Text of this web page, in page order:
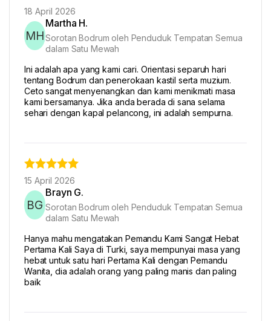
18 April 2026
MH
Martha H.
Sorotan Bodrum oleh Penduduk Tempatan Semua
dalam Satu Mewah
Ini adalah apa yang kami cari. Orientasi separuh hari
tentang Bodrum dan penerokaan kastil serta muzium.
Ceto sangat menyenangkan dan kami menikmati masa
kami bersamanya. Jika anda berada di sana selama
sehari dengan kapal pelancong, ini adalah sempurna.
15 April 2026
BG
Brayn G.
Sorotan Bodrum oleh Penduduk Tempatan Semua
dalam Satu Mewah
Hanya mahu mengatakan Pemandu Kami Sangat Hebat
Pertama Kali Saya di Turki, saya mempunyai masa yang
hebat untuk satu hari Pertama Kali dengan Pemandu
Wanita, dia adalah orang yang paling manis dan paling
baik